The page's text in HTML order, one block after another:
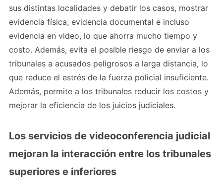
sus distintas localidades y debatir los casos, mostrar
evidencia física, evidencia documental e incluso
evidencia en video, lo que ahorra mucho tiempo y
costo. Además, evita el posible riesgo de enviar a los
tribunales a acusados ​​peligrosos a larga distancia, lo
que reduce el estrés de la fuerza policial insuficiente.
Además, permite a los tribunales reducir los costos y
mejorar la eficiencia de los juicios judiciales.
Los servicios de videoconferencia judicial
mejoran la interacción entre los tribunales
superiores e inferiores